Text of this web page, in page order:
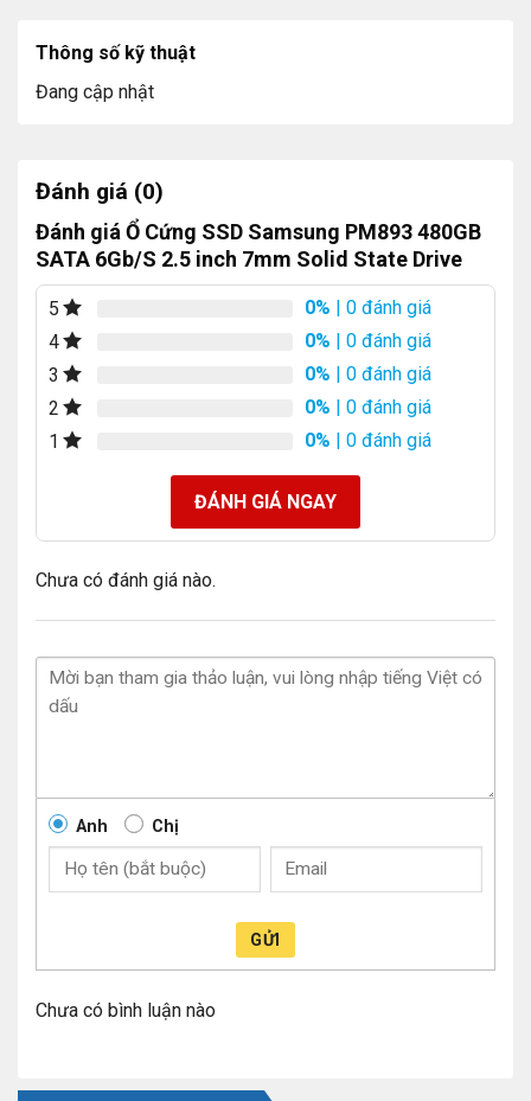
Thông số kỹ thuật
Đang cập nhật
Đánh giá (0)
Đánh giá Ổ Cứng SSD Samsung PM893 480GB
SATA 6Gb/S 2.5 inch 7mm Solid State Drive
5 0% | 0 đánh giá
4
0% | 0 đánh giá
3
0% | 0 đánh giá
2
0% | 0 đánh giá
1
0% | 0 đánh giá
ĐÁNH GIÁ NGAY
Chưa có đánh giá nào.
Anh Chị
GỬI
Chưa có bình luận nào